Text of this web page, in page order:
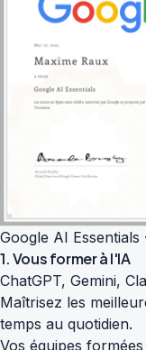
Google AI Essentials
1. Vous former à l'IA
ChatGPT, Gemini,
Maîtrisez les
temps au quotidien.
Vos équipes formées